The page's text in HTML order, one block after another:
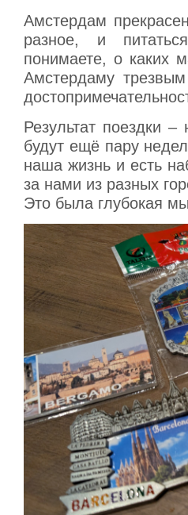
Амстердам
разное, и
понимаете, о каких
Амстердаму
Результат поездки
будут ещё пару
наша жизнь и есть
за нами из разных
Это была глубокая